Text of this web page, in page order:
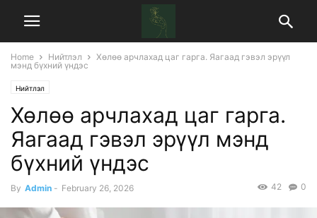
Home Нийтлэл
Хөлөө арчлахад цаг гарга. Яагаад гэвэл эрүүл
мэнд бүхний үндэс
Нийтлэл
Хөлөө арчлахад цаг гарга.
Яагаад гэвэл эрүүл мэнд
бүхний үндэс
By Admin - February 26, 2026 0
42